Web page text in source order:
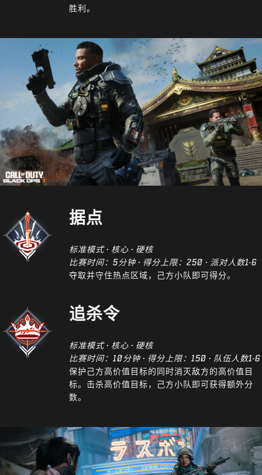
胜利。
据点
标准模式 · 核心 · 硬核
比赛时间：5分钟 · 得分上限：250 · 派对人数1-6
夺取并守住热点区域，己方小队即可得分。
追杀令
标准模式 · 核心 · 硬核
比赛时间：10分钟 · 得分上限：150 · 队伍人数1-6
保护己方高价值目标的同时消灭敌方的高价值目
标。击杀高价值目标，己方小队即可获得额外分
数。